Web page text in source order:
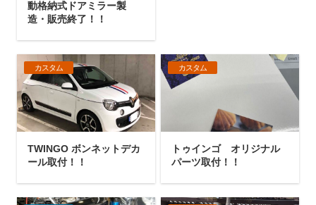
動格納式ドアミラー製
造・販売終了！！
カスタム
TWINGO ボンネットデカ
ール取付！！
カスタム
トゥインゴ オリジナル
パーツ取付！！